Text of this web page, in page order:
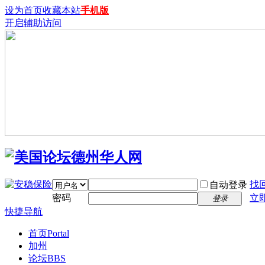
设为首页收藏本站手机版
开启辅助访问
自动登录 找
密码
登录
立
快捷导航
首页Portal
加州
论坛BBS